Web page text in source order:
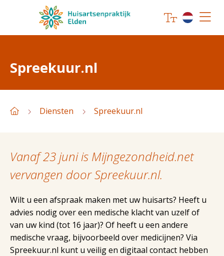
Spreekuur.nl
Diensten Spreekuur.nl
Vanaf 23 juni is Mijngezondheid.net
vervangen door Spreekuur.nl.
Wilt u een afspraak maken met uw huisarts? Heeft u
advies nodig over een medische klacht van uzelf of
van uw kind (tot 16 jaar)? Of heeft u een andere
medische vraag, bijvoorbeeld over medicijnen? Via
Spreekuur.nl kunt u veilig en digitaal contact hebben